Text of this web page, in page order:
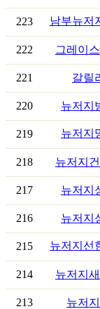
223 남부뉴저
222
그레이
221 갈릴
220 뉴저지
219 뉴저지
218
뉴저지
217 뉴저지
216 뉴저지
215 뉴저지선
214
뉴저지
213 뉴저